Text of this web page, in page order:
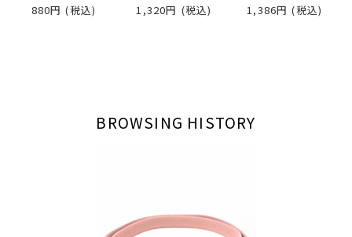
880円 (税込)
1,320円 (税込)
1,386円 (税込)
BROWSING HISTORY